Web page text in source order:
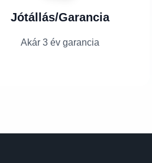
Jótállás/Garancia
Akár 3 év garancia